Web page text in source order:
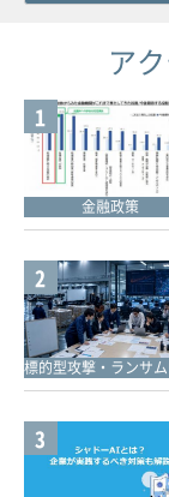
ア
1
金融政策
2
3